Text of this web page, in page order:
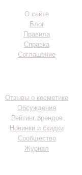
О сайте
Блог
Правила
Справка
Соглашение
Отзывы о косметике
Обсуждения
Рейтинг брендов
Новинки и скидки
Сообщество
Журнал